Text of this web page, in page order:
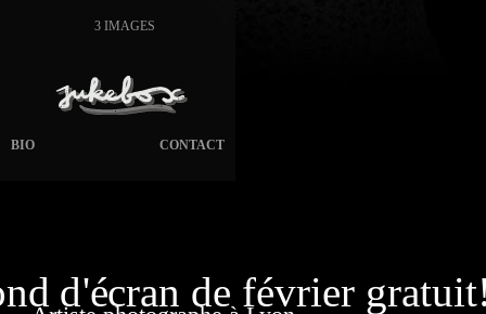
3 IMAGES
CONTACT
BIO
d'écran de février